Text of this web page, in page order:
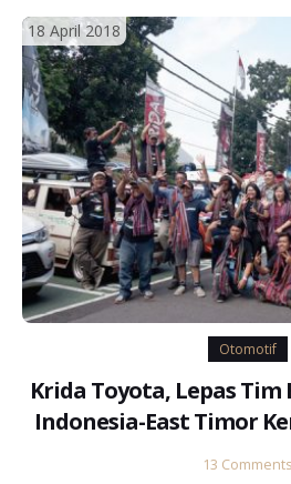
18 April 2018
Otomotif
Krida Toyota, Lepas
Indonesia-East Timor
13 Comments